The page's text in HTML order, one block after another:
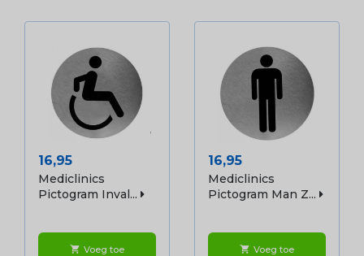
Prijs
16,95
Mediclinics
Pictogram Inval...
shopping_cart Voeg toe
Prijs
16,95
Mediclinics
Pictogram Man Z...
shopping_cart Voeg toe